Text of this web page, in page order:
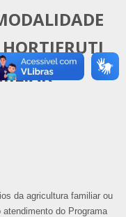
da agricultura familiar ou
do Programa